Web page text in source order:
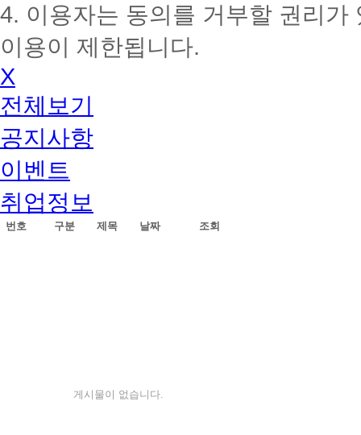
4. 이용자는 동의를 거부할 권리
이용이 제한됩니다.
X
전체보기
공지사항
이벤트
취업정보
번호 구분 제목 날짜 조회
게시물이 없습니다.